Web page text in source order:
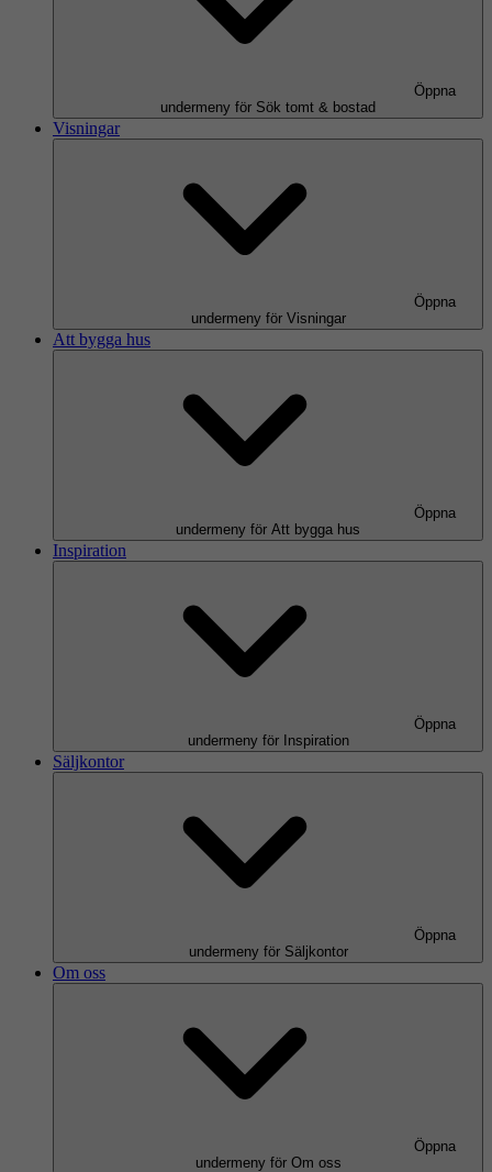
Öppna
undermeny för Sök tomt & bostad
Visningar
Öppna
undermeny för Visningar
Att bygga hus
Öppna
undermeny för Att bygga hus
Inspiration
Öppna
undermeny för Inspiration
Säljkontor
Öppna
undermeny för Säljkontor
Om oss
Öppna
undermeny för Om oss